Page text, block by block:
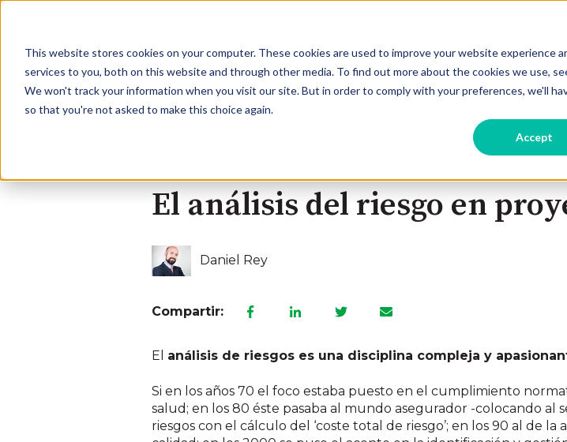
This website stores cookies on your computer. These cookies are used to improve your website experience
services to you, both on this website and through other media. To find out more about the cookies we use,
We won't track your information when you visit our site. But in order to comply with your preferences, we'll
so that you're not asked to make this choice again.
Accept
El análisis del riesgo en
Daniel Rey
Compartir:
El análisis de riesgos es una disciplina compleja y
Si en los años 70 el foco estaba puesto en el cumplimiento
salud; en los 80 éste pasaba al mundo asegurador -colocando
riesgos con el cálculo del ‘coste total de riesgo’; en los 90 al de